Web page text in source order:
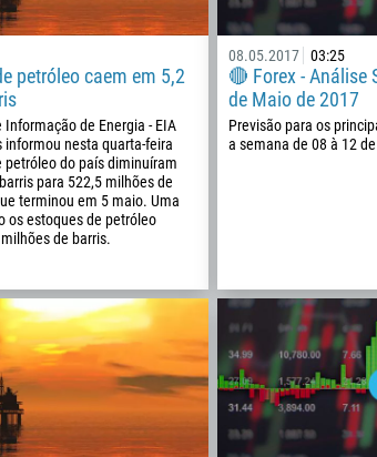
petróleo caem em 5,2
de Energia - EIA
informou nesta quarta-feira
petróleo do país diminuíram
para 522,5 milhões de
terminou em 5 maio. Uma
os estoques de petróleo
de barris.
08.05.2017 03:25
🔴 Forex - Análise
de Maio de 2017
Previsão para os
a semana de 08 à 12
1
93
355
213
1684
244
1264
672
1268
Agende uma chamada
00:00
Insira seu e-mail
Insira seu comentário, se necessário